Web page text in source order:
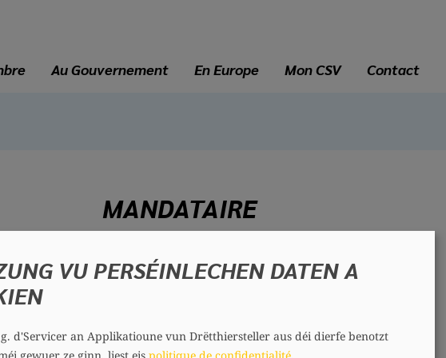
Au Gouvernement En Europe Mon CSV Contact
MANDATAIRE
Claude WISELER
Section : Stad Lëtzebuerg
Contact
VU PERSÉINLECHEN DATEN A
d'Servicer an Applikatioune vun Drëtthiersteller aus déi dierfe benotzt
gewuer ze ginn, liest eis politique de confidentialité.